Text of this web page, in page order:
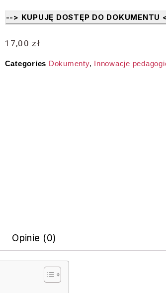
--> KUPUJĘ DOSTĘP DO DOKUMENTU
17,00 zł
Categories Dokumenty, Innowacje
Opinie (0)